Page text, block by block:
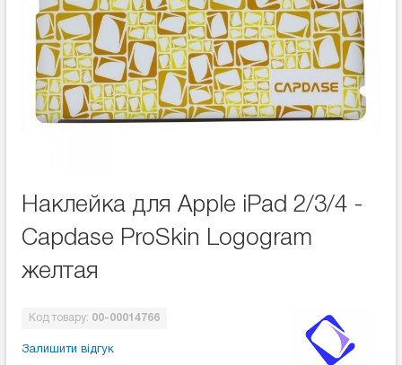
Наклейка для Apple iPad 2/3/4 -
Capdase ProSkin Logogram
желтая
Код товару: 00-00014766
Залишити відгук